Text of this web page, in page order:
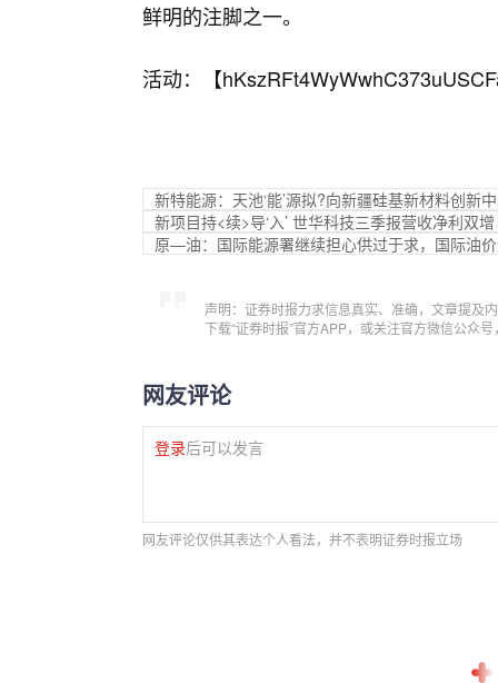
鲜明的注脚之一。
活动：【
新特能源：天池‘能’源拟?向新疆硅基新材料创新
新项目持<续>导‘入’ 世华科技三季报营收净利双增
原—油：国际能源署继续担心供过于求，国际油
声明：证券时报力求信息真实、准确，文章提及
下载“证券时报”官方APP，或关注官方微信公众
网友评论
登录后可以发言
网友评论仅供其表达个人看法，并不表明证券时报立场